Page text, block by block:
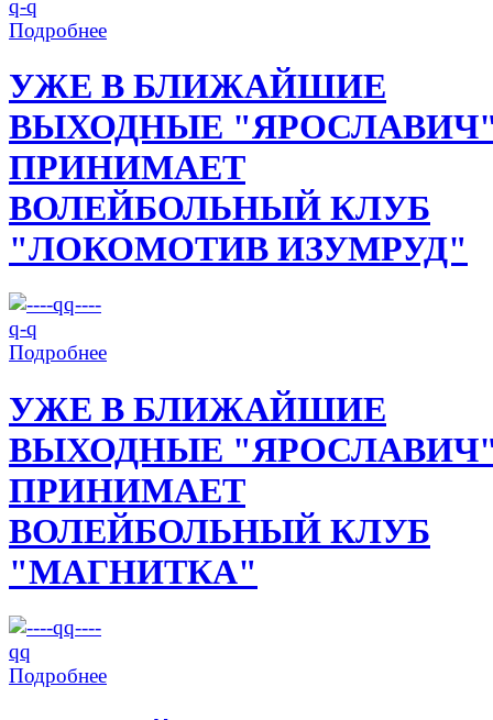
Подробнее
УЖЕ В БЛИЖАЙШИЕ
ВЫХОДНЫЕ
ПРИНИМАЕТ
ВОЛЕЙБОЛЬНЫЙ КЛУБ
"ЛОКОМОТИВ ИЗУМРУД"
Подробнее
УЖЕ В БЛИЖАЙШИЕ
ВЫХОДНЫЕ
ПРИНИМАЕТ
ВОЛЕЙБОЛЬНЫЙ КЛУБ
"МАГНИТКА"
Подробнее